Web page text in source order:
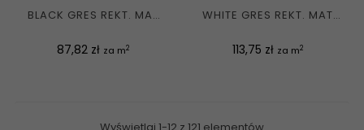
BLACK GRES REKT. MAT.
Cena
87,82 zł za m2
WHITE GRES REKT. MAT.
Cena
113,75 zł za m2